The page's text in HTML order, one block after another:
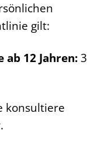
gilt:
ab 12 Jahren:3
konsultiere